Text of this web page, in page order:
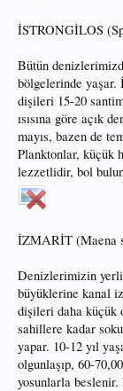
İSTRONGİLOS
Bütün
bölgelerinde
dişileri 15-20
ısısına göre açık
mayıs, bazen de
Planktonlar, küçük
lezzetlidir, bol
İZMARİT (Maena
Denizlerimizin yerli
büyüklerine kanal
dişileri daha küçük
sahillere kadar
yapar. 10-12 yıl
olgunlaşıp, 60-
yosunlarla